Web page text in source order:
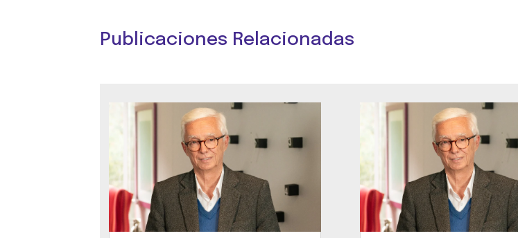
Publicaciones Relacionadas